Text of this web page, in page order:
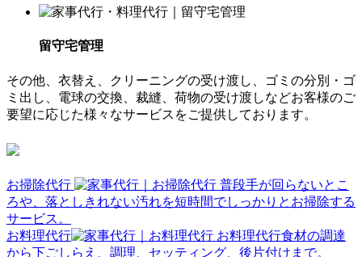
留守宅管理
その他、衣替え、クリーニングの受け渡し、ゴミの分別・ゴ
ミ出し、電球の交換、裁縫、荷物の受け渡しなどお客様のご
要望に応じた様々なサービスをご提供しております。
お掃除代行
普段手が回らないとこ
ろや、落としきれない汚れを短時間でしっかりとお掃除する
サービス。
お料理代行
お料理代行食材の調達
から下ごしらえ、調理、セッティング、後片付けまで。